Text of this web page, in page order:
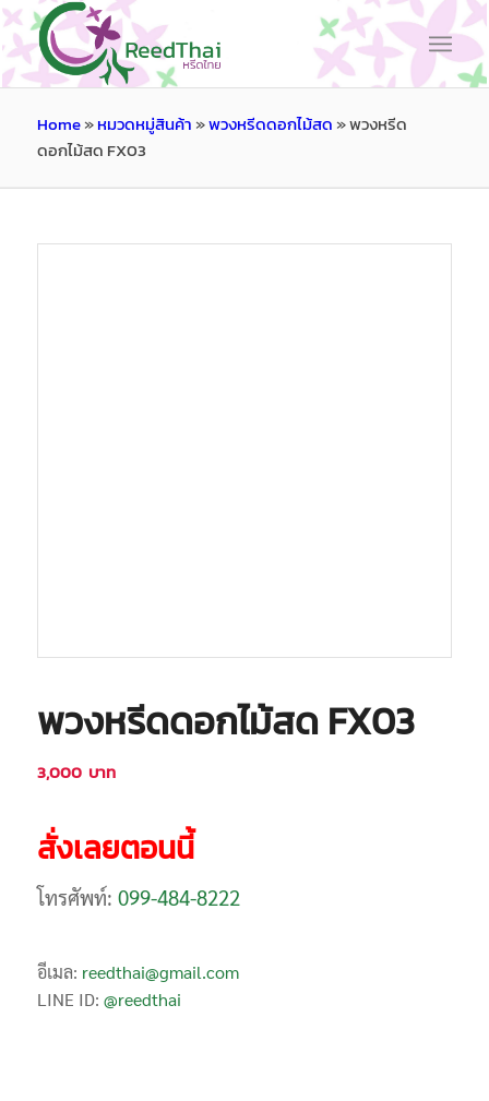
Home»หมวดหมู่สินค้า»พวงหรีดดอกไม้สด»พวงหรีด
ดอกไม้สด FX03
พวงหรีดดอกไม้สด FX03
3,000 บาท
สั่งเลยตอนนี้
โทรศัพท์: 099-484-8222
อีเมล: reedthai@gmail.com
LINE ID: @reedthai